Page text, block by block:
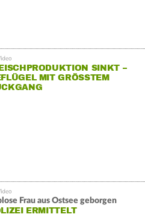
SINKT –
MIT GRÖSSTEM R
Frau aus Ostsee geborgen
ERMITTELT